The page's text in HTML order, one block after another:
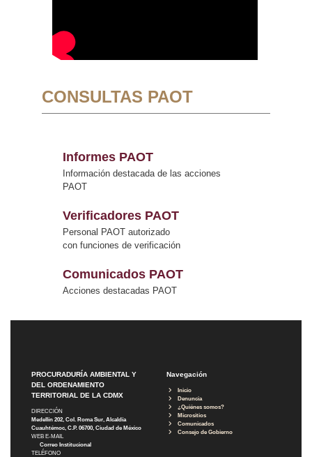
CONSULTAS PAOT
Informes PAOT
Información destacada de las acciones
PAOT
Verificadores PAOT
Personal PAOT autorizado
con funciones de verificación
Comunicados PAOT
Acciones destacadas PAOT
PROCURADURÍA AMBIENTAL Y
DEL ORDENAMIENTO
TERRITORIAL DE LA CDMX
DIRECCIÓN
Medellín 202, Col. Roma Sur, Alcaldía
Cuauhtémoc, C.P. 06700, Ciudad de México
WEB E-MAIL
Correo Institucional
TELÉFONO
Navegación
Inicio
Denuncia
¿Quiénes somos?
Micrositios
Comunicados
Consejo de Gobierno